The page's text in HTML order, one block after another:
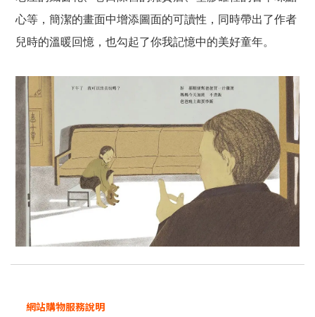
心等，簡潔的畫面中增添圖面的可讀性，同時帶出了作者
兒時的溫暖回憶，也勾起了你我記憶中的美好童年。
網站購物服務說明